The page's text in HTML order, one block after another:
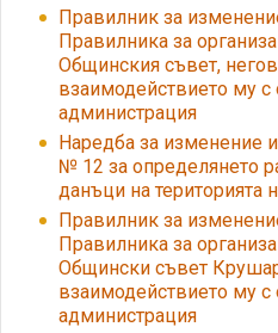
Правилник за
Правилника за
Общинския съвет,
взаимодействието му с
администрация
Наредба за изменение
№ 12 за определянето
данъци на
Правилник за
Правилника за
Общински съвет
взаимодействието му с
администрация